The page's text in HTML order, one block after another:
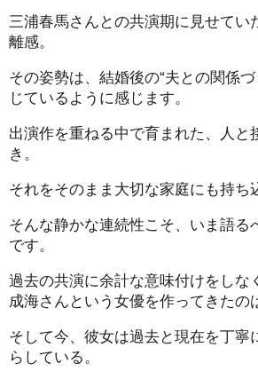
三浦春馬さんとの共演期に見せてい
離感。
その姿勢は、結婚後の“夫との関係
じているように感じます。
出演作を重ねる中で育まれた、人と
き。
それをそのまま大切な家庭にも持ち
そんな静かな連続性こそ、いま語る
です。
過去の共演に余計な意味付けをしな
成海さんという女優を作ってきたの
そして今、彼女は過去と現在を丁寧
らしている。